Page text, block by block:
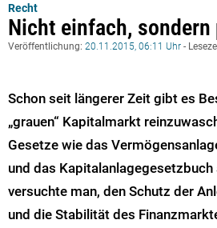
Recht
Nicht einfach, sondern
Veröffentlichung: 20.11.2015, 06:11 Uhr -
Schon seit längerer Zeit gibt es
„grauen“ Kapitalmarkt
Gesetze wie das
und das Kapitalanlagegesetzbuch
versuchte man, den Schutz der
und die Stabilität des